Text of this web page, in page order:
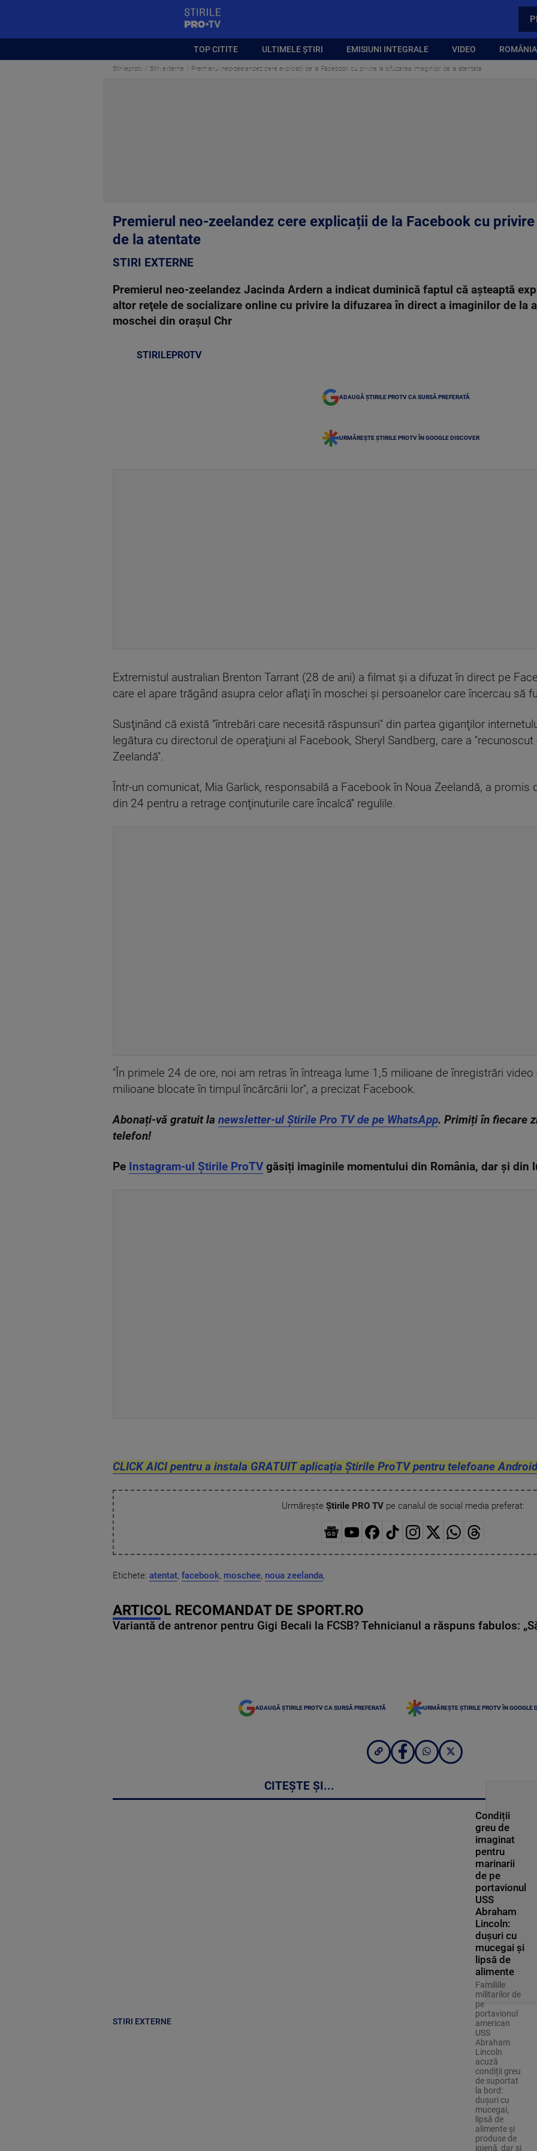
TOP CITITE ULTIMELE ȘTIRI EMISIUNI INTEGRALE VIDEO
Stirileprotv Stiri externe Premierul neo-zeelandez cere explicații de la Facebook cu privire la difuzarea imaginilor de la atentate
Premierul neo-zeelandez cere explicații de la Facebook cu
de la atentate
STIRI EXTERNE
Premierul neo-zeelandez Jacinda Ardern a indicat duminică faptul că aşteaptă
altor reţele de socializare online cu privire la difuzarea în direct a imaginilor de la
moschei din oraşul Chr
STIRILEPROTV
ADAUGĂ ȘTIRILE PROTV CA SURSĂ PREFERATĂ
URMĂREȘTE ȘTIRILE PROTV ÎN GOOGLE DISCOVER
Extremistul australian Brenton Tarrant (28 de ani) a filmat şi a difuzat în direct pe
care el apare trăgând asupra celor aflaţi în moschei şi persoanelor care încercau să
Susţinând că există ''întrebări care necesită răspunsuri'' din partea giganţilor
legătura cu directorul de operaţiuni al Facebook, Sheryl Sandberg, care a
Zeelandă''.
Într-un comunicat, Mia Garlick, responsabilă a Facebook în Noua Zeelandă, a promis
din 24 pentru a retrage conţinuturile care încalcă'' regulile.
''În primele 24 de ore, noi am retras în întreaga lume 1,5 milioane de înregistrări
milioane blocate în timpul încărcării lor'', a precizat Facebook.
Abonați-vă gratuit la newsletter-ul Știrile Pro TV de pe WhatsApp. Primiți în fiecare
telefon!
Pe Instagram-ul Știrile ProTV găsiți imaginile momentului din România, dar și din
CLICK AICI pentru a instala GRATUIT aplicația Știrile ProTV pentru telefoane
Urmărește Știrile PRO TVpe canalul de social media preferat:
Etichete: atentat, facebook, moschee, noua zeelanda,
ARTICOL RECOMANDAT DE SPORT.RO
Variantă de antrenor pentru Gigi Becali la FCSB? Tehnicianul a răspuns fabulos:
ADAUGĂ ȘTIRILE PROTV CA SURSĂ PREFERATĂ URMĂREȘTE ȘTIRILE PROTV ÎN GOOGLE
CITEȘTE ȘI...
STIRI EXTERNE
Condiții
greu de
imaginat
pentru
marinarii
de pe
portavionul
USS
Abraham
Lincoln:
dușuri cu
mucegai și
lipsă de
alimente
Familiile
militarilor de
pe
portavionul
american
USS
Abraham
Lincoln
acuză
condiții greu
de suportat
la bord:
dușuri cu
mucegai,
lipsă de
alimente și
produse de
igienă, dar și